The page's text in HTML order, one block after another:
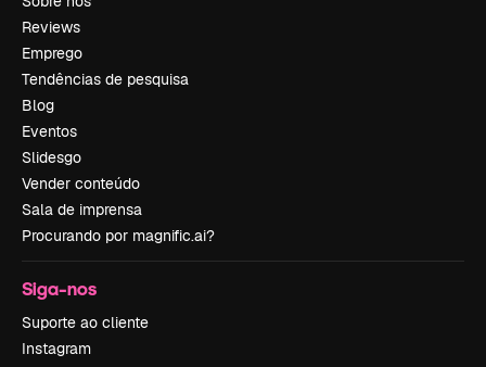
Reviews
Emprego
Tendências de pesquisa
Blog
Eventos
Slidesgo
Vender conteúdo
Sala de imprensa
Procurando por magnific.ai?
Siga-nos
Suporte ao cliente
Instagram